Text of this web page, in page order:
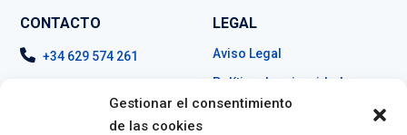
Gestionar el consentimiento
de las cookies
CONTACTO
+34 629 574 261
LEGAL
Aviso Legal
Política de privacidad
Política de cookies